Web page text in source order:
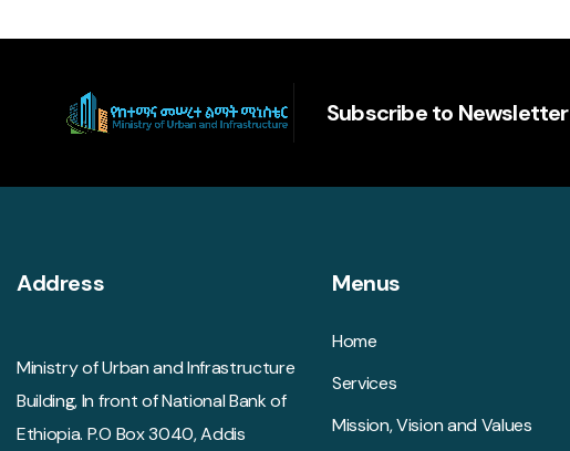
Subscribe to Newsletter
Address
Ministry of Urban and Infrastructure
Building, In front of National Bank of
Ethiopia. P.O Box 3040, Addis
Menus
Home
Services
Mission, Vision and Values